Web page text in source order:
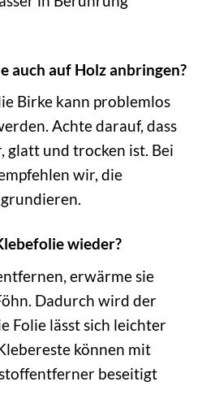
auch auf Holz anbringen?
Birke kann problemlos
Achte darauf, dass
glatt und trocken ist. Bei
wir, die
wieder?
erwärme sie
Dadurch wird der
Folie lässt sich leichter
können mit
beseitigt